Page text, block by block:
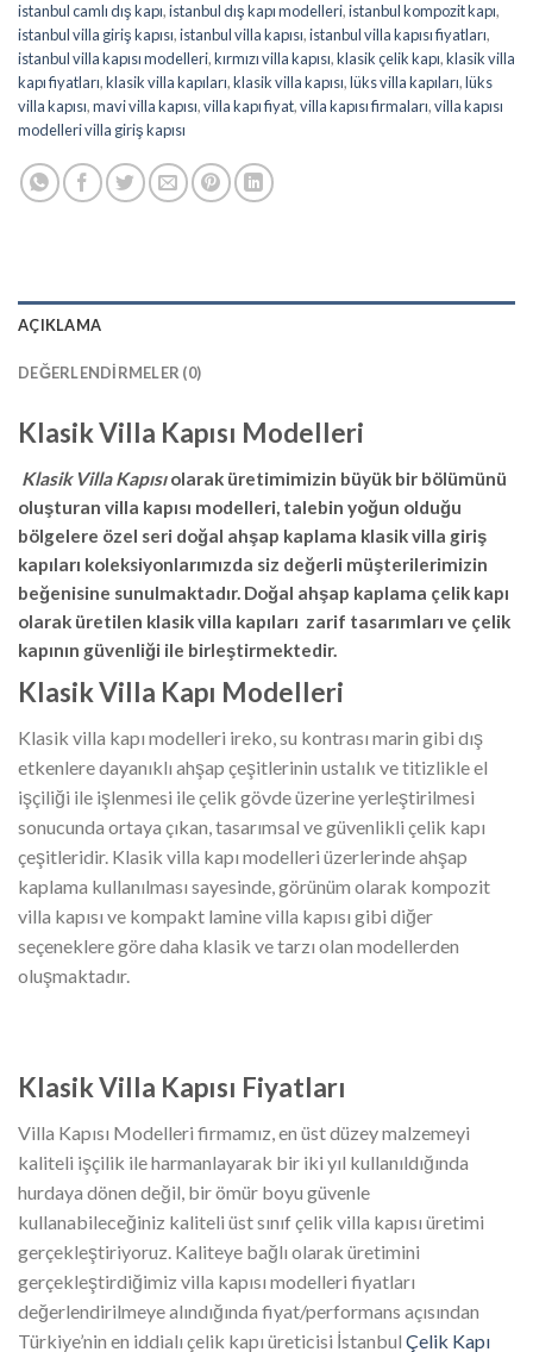
istanbul camlı dış kapı,istanbul dış kapı modelleri,istanbul kompozit kapı,
istanbul villa giriş kapısı,istanbul villa kapısı,istanbul villa kapısı fiyatları,
istanbul villa kapısı modelleri,kırmızı villa kapısı,klasik çelik kapı,klasik villa
kapı fiyatları,klasik villa kapıları,klasik villa kapısı,lüks villa kapıları,lüks
villa kapısı,mavi villa kapısı,villa kapı fiyat,villa kapısı firmaları,villa kapısı
modelleri villa giriş kapısı
AÇIKLAMA
DEĞERLENDIRMELER (0)
Klasik Villa Kapısı Modelleri
Klasik Villa Kapısıolarak üretimimizin büyük bir bölümünü
oluşturan villa kapısı modelleri, talebin yoğun olduğu
bölgelere özel seri doğal ahşap kaplama klasik villa giriş
kapıları koleksiyonlarımızda siz değerli müşterilerimizin
beğenisine sunulmaktadır. Doğal ahşap kaplama çelik kapı
olarak üretilen klasik villa kapıları zarif tasarımları ve çelik
kapının güvenliği ile birleştirmektedir.
Klasik Villa Kapı Modelleri
Klasik villa kapı modelleri ireko, su kontrası marin gibi dış
etkenlere dayanıklı ahşap çeşitlerinin ustalık ve titizlikle el
işçiliği ile işlenmesi ile çelik gövde üzerine yerleştirilmesi
sonucunda ortaya çıkan, tasarımsal ve güvenlikli çelik kapı
çeşitleridir. Klasik villa kapı modelleri üzerlerinde ahşap
kaplama kullanılması sayesinde, görünüm olarak kompozit
villa kapısı ve kompakt lamine villa kapısı gibi diğer
seçeneklere göre daha klasik ve tarzı olan modellerden
oluşmaktadır.
Klasik Villa Kapısı Fiyatları
Villa Kapısı Modelleri firmamız, en üst düzey malzemeyi
kaliteli işçilik ile harmanlayarak bir iki yıl kullanıldığında
hurdaya dönen değil, bir ömür boyu güvenle
kullanabileceğiniz kaliteli üst sınıf çelik villa kapısı üretimi
gerçekleştiriyoruz. Kaliteye bağlı olarak üretimini
gerçekleştirdiğimiz villa kapısı modelleri fiyatları
değerlendirilmeye alındığında fiyat/performans açısından
Türkiye’nin en iddialı çelik kapı üreticisi İstanbul Çelik Kapı